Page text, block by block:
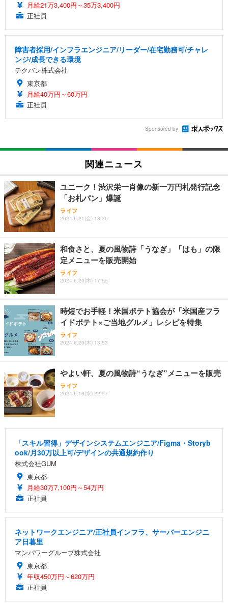
月給21万3,400円～35万3,400円
正社員
障害者採用/インフラエンジニア/リーダー/在宅勤務可/チャレ
ンジ/成長できる環境
テクバン株式会社
東京都
月給40万円～60万円
正社員
Sponsored by
関連ニュース
ユニーク！渋沢栄一肖像の新一万円札発行記念
「お札パン」爆誕
ライフ
2024.6.21(金) 13:36
和食さと、夏の風物詩「うなぎ」「はも」の限
定メニューを販売開始
ライフ
2024.6.20(木) 17:55
時短でお手軽！米国ポテト協会が「米国産フラ
イドポテト×ご当地グルメ」レシピを特集
ライフ
2024.6.20(木) 13:53
やよい軒、夏の風物詩“うなぎ”メニューを販売
ライフ
2024.6.19(水) 22:57
「スキル習得」デザインシステムエンジニア/Figma・Storyb
ook/月30万以上可/デザインの共通規約作り
株式会社GUM
東京都
月給30万7,100円～54万円
正社員
ネットワークエンジニア/正社員インフラ、サーバーエンジニ
ア日暮里
マンパワーグループ株式会社
東京都
年収450万円～620万円
正社員